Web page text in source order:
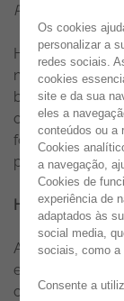
Por Nelson
Historicamente,
necessidades
baseadas em
os seus
fontes de
processos de
Hoje em dia, o
A pressão para
escolha da
corresponder
Os cookies
personalizar a
redes sociais.
cookies
site e da sua
eles a
conteúdos ou a
Cookies
a navegação,
Cookies de
experiência de
adaptados às
social media,
sociais, como a
Consente a